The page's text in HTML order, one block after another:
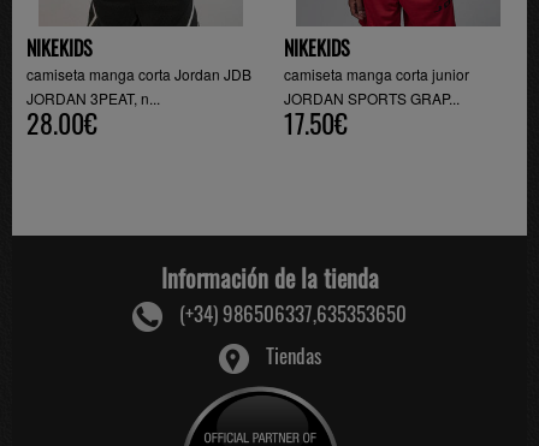
NIKEKIDS
camiseta manga corta Jordan JDB
JORDAN 3PEAT, n...
28.00€
NIKEKIDS
camiseta manga corta junior
JORDAN SPORTS GRAP...
17.50€
Información de la tienda
(+34) 986506337,635353650
Tiendas